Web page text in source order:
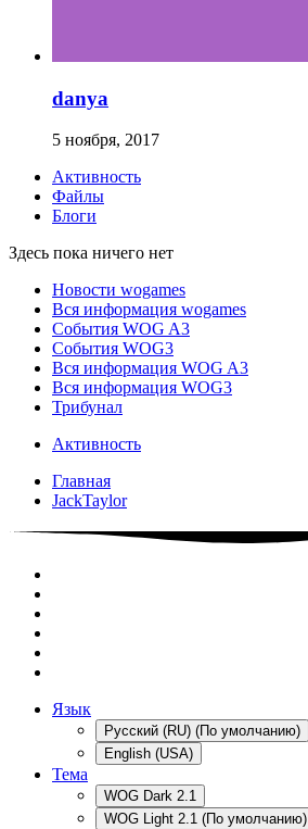
danya
5 ноября, 2017
Активность
Файлы
Блоги
Здесь пока ничего нет
Новости wogames
Вся информация wogames
События WOG A3
События WOG3
Вся информация WOG A3
Вся информация WOG3
Трибунал
Активность
Главная
JackTaylor
Язык
Русский (RU) (По умолчанию)
English (USA)
Тема
WOG Dark 2.1
WOG Light 2.1 (По умолчанию)